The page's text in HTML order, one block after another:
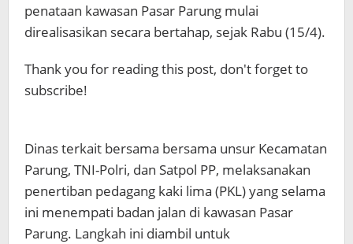
penataan kawasan Pasar Parung mulai
direalisasikan secara bertahap, sejak Rabu (15/4).
Thank you for reading this post, don't forget to
subscribe!
Dinas terkait bersama bersama unsur Kecamatan
Parung, TNI-Polri, dan Satpol PP, melaksanakan
penertiban pedagang kaki lima (PKL) yang selama
ini menempati badan jalan di kawasan Pasar
Parung. Langkah ini diambil untuk